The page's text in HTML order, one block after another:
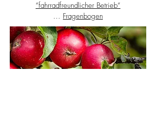
“fahrradfreundlicher Betrieb“
... Fragenbogen